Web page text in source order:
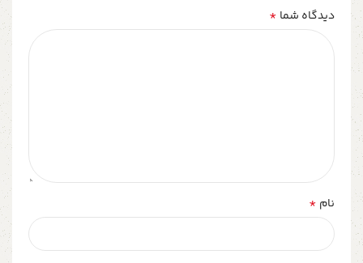
دیدگاه شما *
نام *